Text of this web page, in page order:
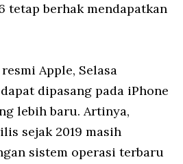
tetap berhak mendapatkan
Apple, Selasa
dipasang pada iPhone
lebih baru. Artinya,
sejak 2019 masih
sistem operasi terbaru